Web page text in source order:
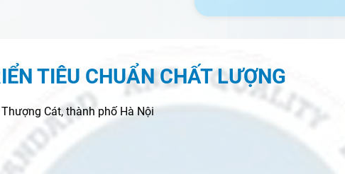
TIÊU CHUẨN CHẤT LƯỢNG
Cát, thành phố Hà Nội